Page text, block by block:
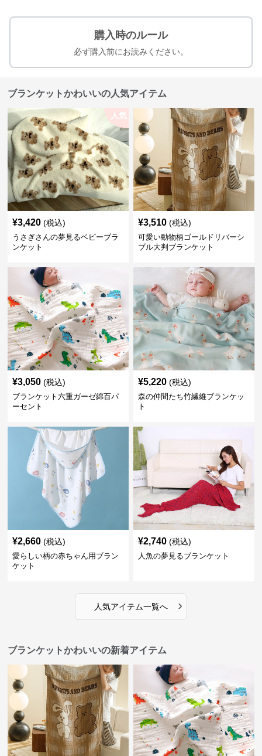
購入時のルール
必ず購入前にお読みください。
ブランケットかわいいの人気アイテム
人気
¥3,420 (税込)
うさぎさんの夢見るベビーブラ
ンケット
¥3,510 (税込)
可愛い動物柄ゴールドリバーシ
ブル大判ブランケット
¥3,050 (税込)
ブランケット六重ガーゼ綿百パ
ーセント
¥5,220 (税込)
森の仲間たち竹繊維ブランケッ
ト
¥2,660 (税込)
愛らしい柄の赤ちゃん用ブラン
ケット
¥2,740 (税込)
人魚の夢見るブランケット
人気アイテム一覧へ ›
ブランケットかわいいの新着アイテム